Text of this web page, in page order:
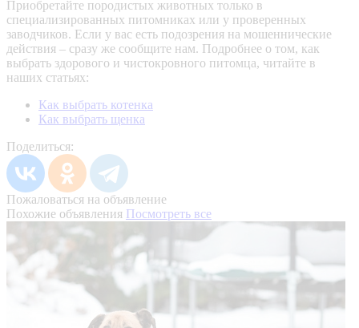
Приобретайте породистых животных только в
специализированных питомниках или у проверенных
заводчиков. Если у вас есть подозрения на мошеннические
действия – сразу же сообщите нам. Подробнее о том, как
выбрать здорового и чистокровного питомца, читайте в
наших статьях:
Как выбрать котенка
Как выбрать щенка
Поделиться:
Пожаловаться на объявление
Похожие объявления Посмотреть все